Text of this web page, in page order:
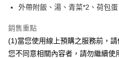
悠遊付
Google Pay
全盈+PAY
外帶附飯、湯、青菜*2、荷包蛋
銷售重點
(1)當您使用線上預購之服務前，
您不同意相關內容者，請勿繼續使